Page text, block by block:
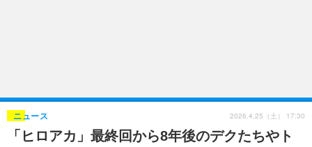
ゲーム グッズ
海外イベント ビジネス
俳優・タレント アーティスト
アニメ 実写
動画
「ヒロアカ」最終回から8年後のデクたちやト
ニュース 2026.4.25（土） 17:30